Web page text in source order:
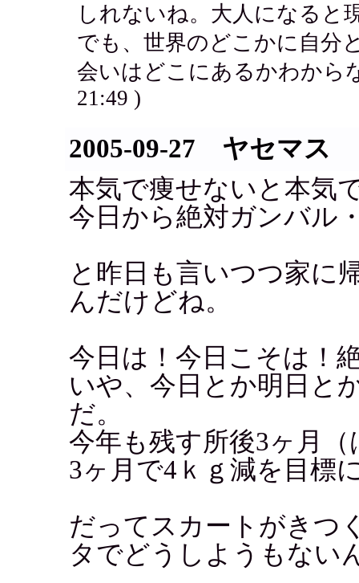
しれないね。大人になると
でも、世界のどこかに自分
会いはどこにあるかわから
21:49 )
2005-09-27 ヤセマス
本気で痩せないと本気
今日から絶対ガンバル
と昨日も言いつつ家に
んだけどね。
今日は！今日こそは！
いや、今日とか明日と
だ。
今年も残す所後3ヶ月
3ヶ月で4ｋｇ減を目標
だってスカートがきつ
タでどうしようもない